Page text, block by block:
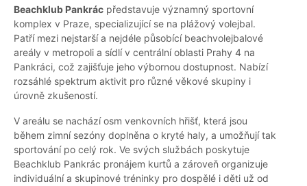
Beachklub Pankrác představuje významný sportovní
komplex v Praze, specializující se na plážový volejbal.
Patří mezi nejstarší a nejdéle působící beachvolejbalové
areály v metropoli a sídlí v centrální oblasti Prahy 4 na
Pankráci, což zajišťuje jeho výbornou dostupnost. Nabízí
rozsáhlé spektrum aktivit pro různé věkové skupiny i
úrovně zkušeností.
V areálu se nachází osm venkovních hřišť, která jsou
během zimní sezóny doplněna o kryté haly, a umožňují tak
sportování po celý rok. Ve svých službách poskytuje
Beachklub Pankrác pronájem kurtů a zároveň organizuje
individuální a skupinové tréninky pro dospělé i děti už od